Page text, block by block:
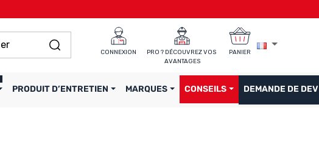
CONNEXION
PRO ? DÉCOUVREZ VOS
AVANTAGES
PANIER
PRODUIT D’ENTRETIEN MARQUES CONSEILS DEMANDE DE